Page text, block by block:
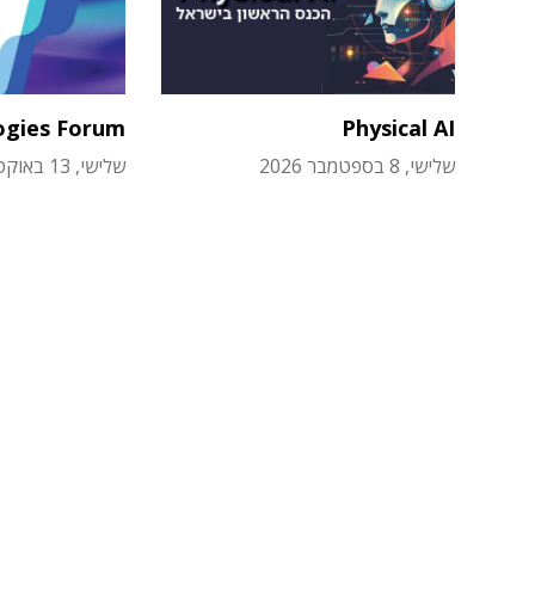
Physical AI
שלישי, 8 בספטמבר 2026
Forum
שלישי, 13 באוקטובר 2026